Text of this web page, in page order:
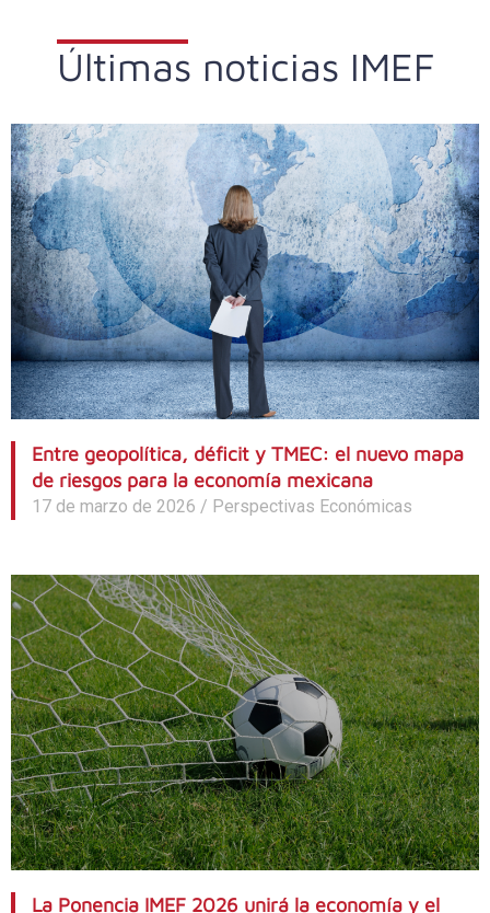
Últimas noticias IMEF
Entre geopolítica, déficit y TMEC: el nuevo mapa
de riesgos para la economía mexicana
17 de marzo de 2026 / Perspectivas Económicas
La Ponencia IMEF 2026 unirá la economía y el